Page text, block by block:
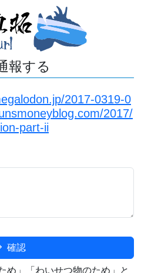
報する
2017-0319-0
2017/
part-ii
確認
め」「わいせつ物のため」と